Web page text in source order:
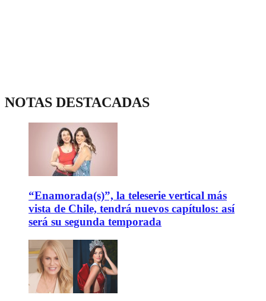
NOTAS DESTACADAS
“Enamorada(s)”, la teleserie vertical más
vista de Chile, tendrá nuevos capítulos: así
será su segunda temporada